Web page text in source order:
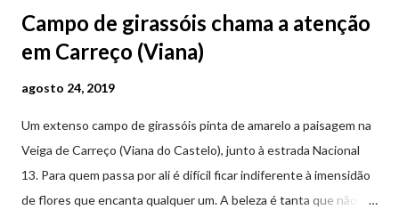
Campo de girassóis chama a atenção
em Carreço (Viana)
agosto 24, 2019
Um extenso campo de girassóis pinta de amarelo a paisagem na
Veiga de Carreço (Viana do Castelo), junto à estrada Nacional
13. Para quem passa por ali é difícil ficar indiferente à imensidão
de flores que encanta qualquer um. A beleza é tanta que não